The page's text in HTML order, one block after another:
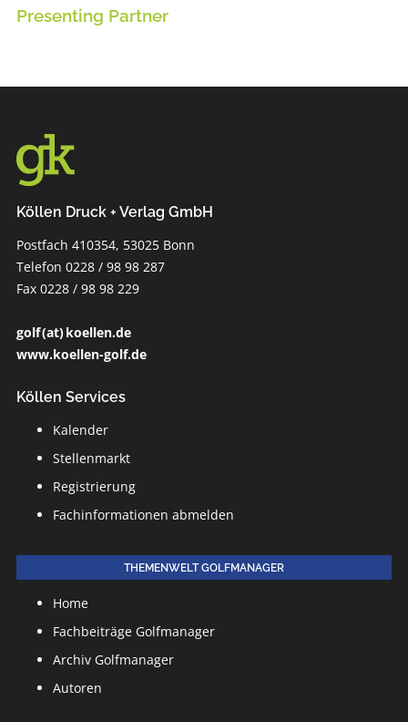
Presenting Partner
Köllen Druck + Verlag GmbH
Postfach 410354, 53025 Bonn
Telefon 0228 / 98 98 287
Fax 0228 / 98 98 229
golf (at) koellen.de
www.koellen-golf.de
Köllen Services
Kalender
Stellenmarkt
Registrierung
Fachinformationen abmelden
THEMENWELT GOLFMANAGER
Home
Fachbeiträge Golfmanager
Archiv Golfmanager
Autoren